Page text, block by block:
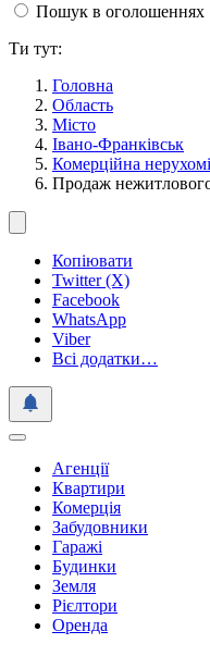
Пошук в оголошеннях
Ти тут:
Головна
Область
Місто
Івано-Франківськ
Комерційна
Продаж
Копіювати
Twitter (X)
Facebook
WhatsApp
Viber
Всі додатки…
Агенції
Квартири
Комерція
Забудовники
Гаражі
Будинки
Земля
Рієлтори
Оренда